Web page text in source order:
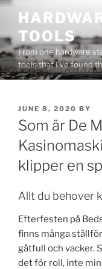
Skip
contentTOOLS
From one hardware
tools that I've found
POSTED
ON
JUNE 8, 2020 BY
Som är De
klipper en
Allt du behover
Efterfesten på
finns många
gåtfull och vacker.
det för roll, inte